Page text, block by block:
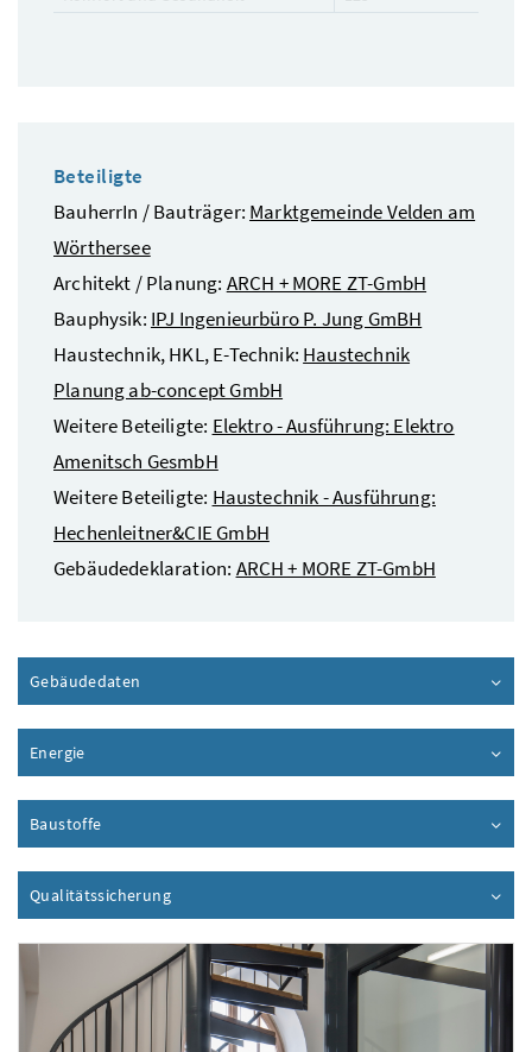
Beteiligte
BauherrIn / Bauträger: Marktgemeinde Velden am
Wörthersee
Architekt / Planung: ARCH + MORE ZT-GmbH
Bauphysik: IPJ Ingenieurbüro P. Jung GmBH
Haustechnik, HKL, E-Technik: Haustechnik
Planung ab-concept GmbH
Weitere Beteiligte: Elektro - Ausführung: Elektro
Amenitsch GesmbH
Weitere Beteiligte: Haustechnik - Ausführung:
Hechenleitner&CIE GmbH
Gebäudedeklaration: ARCH + MORE ZT-GmbH
Gebäudedaten
Energie
Baustoffe
QualitätssicherungInhalt aufklappen